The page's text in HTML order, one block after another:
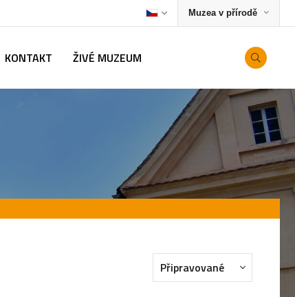
Muzea v přírodě
KONTAKT ŽIVÉ MUZEUM
Připravované